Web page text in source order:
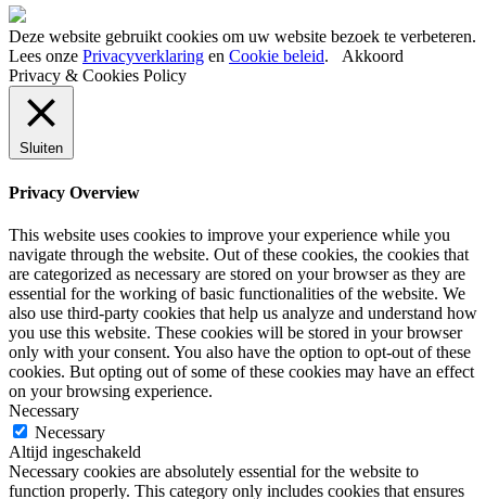
Deze website gebruikt cookies om uw website bezoek te verbeteren.
Lees onze Privacyverklaring en Cookie beleid. Akkoord
Privacy & Cookies Policy
Sluiten
Privacy Overview
This website uses cookies to improve your experience while you
navigate through the website. Out of these cookies, the cookies that
are categorized as necessary are stored on your browser as they are
essential for the working of basic functionalities of the website. We
also use third-party cookies that help us analyze and understand how
you use this website. These cookies will be stored in your browser
only with your consent. You also have the option to opt-out of these
cookies. But opting out of some of these cookies may have an effect
on your browsing experience.
Necessary
Necessary
Altijd ingeschakeld
Necessary cookies are absolutely essential for the website to
function properly. This category only includes cookies that ensures